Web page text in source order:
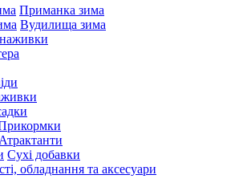
Приманка зима
Вудилища зима
Атрактанти
Сухі добавки
обладнання та аксесуари